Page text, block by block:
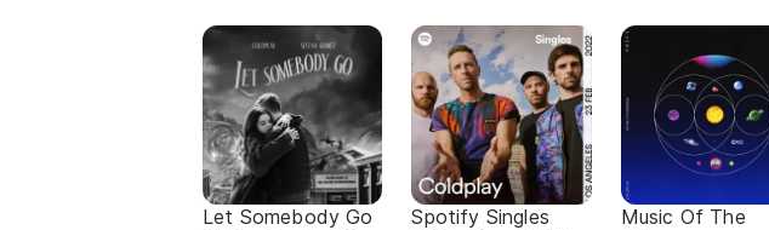
Let Somebody Go Spotify Singles
Music Of The